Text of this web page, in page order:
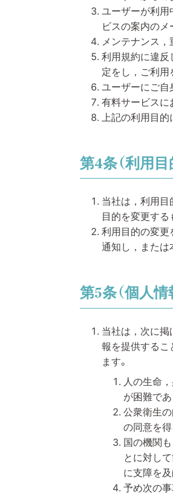
ユーザーが利
ビスの案内の
メンテナンス
利用規約に違反
定をし，ご利
ユーザーにご
有料サービス
上記の利用目
第4条（利用目
当社は，利用
目的を変更する
利用目的の変
通知し，または
第5条（個人
当社は，次に
報を提供するこ
ます。
人の生命
が困難で
公衆衛生
の同意を
国の機関
とに対し
に支障を
予め次の